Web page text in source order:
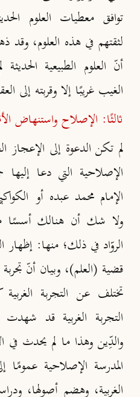
توافق معطيات العلوم
لثقتهم في هذه العلوم،
أنّ العلوم الطبيعية
الغيب غريبًا إلا وقربته إلى
ثالثًا: الإصلاح واستنهاض
لم تكن الدعوة إلى الإعجاز
الإصلاحية التي دعا إليها
الإمام محمد عبده أو
ولا شك أن هنالك أسسًا
الروّاد في ذلك؛ منها: إظهار
قضية (العلم)، وبيان أنّ
تختلف عن التجربة
التجربة الغربية قد شهدت
والدِّين وهذا ما لم يحدث
المدرسة الإصلاحية عمومًا
الغربية، وهضم أصولها،